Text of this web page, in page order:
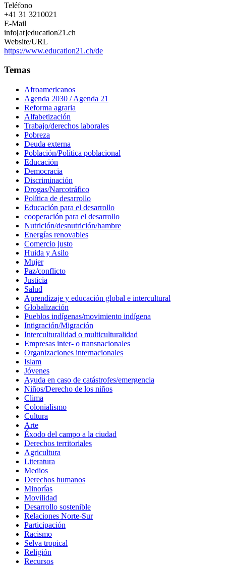
Teléfono
+41 31 3210021
E-Mail
info[at]education21.ch
Website/URL
https://www.education21.ch/de
Temas
Afroamericanos
Agenda 2030 / Agenda 21
Reforma agraria
Alfabetización
Trabajo/derechos laborales
Pobreza
Deuda externa
Población/Política poblacional
Educación
Democracia
Discriminación
Drogas/Narcotráfico
Política de desarrollo
Educación para el desarrollo
cooperación para el desarrollo
Nutrición/desnutrición/hambre
Energías renovables
Comercio justo
Huida y Asilo
Mujer
Paz/conflicto
Justicia
Salud
Aprendizaje y educación global e intercultural
Globalización
Pueblos indígenas/movimiento indígena
Intigración/Migración
Interculturalidad o multiculturalidad
Empresas inter- o transnacionales
Organizaciones internacionales
Islam
Jóvenes
Ayuda en caso de catástrofes/emergencia
Niños/Derecho de los niños
Clima
Colonialismo
Cultura
Arte
Éxodo del campo a la ciudad
Derechos territoriales
Agricultura
Literatura
Medios
Derechos humanos
Minorías
Movilidad
Desarrollo sostenible
Relaciones Norte-Sur
Participación
Racismo
Selva tropical
Religión
Recursos